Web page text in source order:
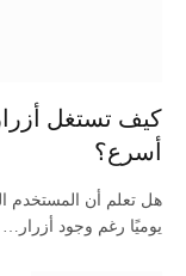
كيف تستغل
أسرع؟
يوميًا رغم وجود أزرار…